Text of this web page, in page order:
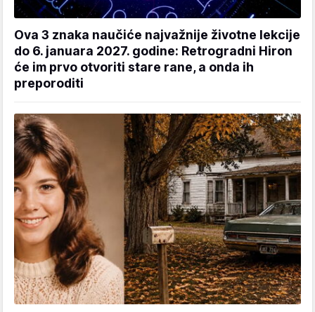
Ova 3 znaka naučiće najvažnije životne lekcije
do 6. januara 2027. godine: Retrogradni Hiron
će im prvo otvoriti stare rane, a onda ih
preporoditi